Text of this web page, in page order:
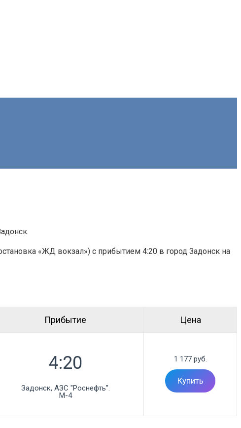
«ЖД вокзал») с прибытием 4:20 в город Задонск на
Прибытие Цена
Задонск, АЗС "Роснефть".
М-4
1 177 руб.
Купить